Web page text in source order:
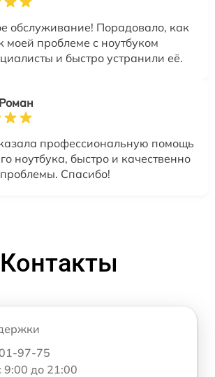
обслуживание! Порадовало, как
моей проблеме с ноутбуком
и быстро устранили её.
профессиональную помощь
ноутбука, быстро и качественно
Спасибо!
Контакты
97-75
9:00 до 21:00